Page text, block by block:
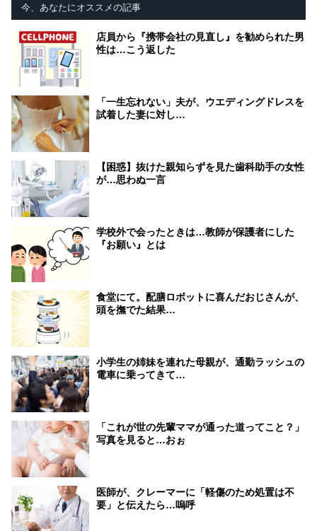
今、あなたにオススメの記事
店員から『携帯会社の見直し』を勧められた男
性は…こう返した
「一生忘れない」夫が、ウエディングドレスを
試着した妻に対し…
【困惑】抜けた親知らずを見た歯科助手の女性
が…思わぬ一言
学校外で会ったときは…教師が保護者にした
『お願い』とは
食堂にて。配膳ロボットに喜んだおじさんが、
頭を撫でた結果…
小学生の姉妹を連れた母親が、通勤ラッシュの
電車に乗ってきて…
「これが世の先輩ママが通った道ってこと？」
写真を見ると…おぉ
医師が、クレーマーに「軽傷のため処置は不
要」と伝えたら…嗚呼